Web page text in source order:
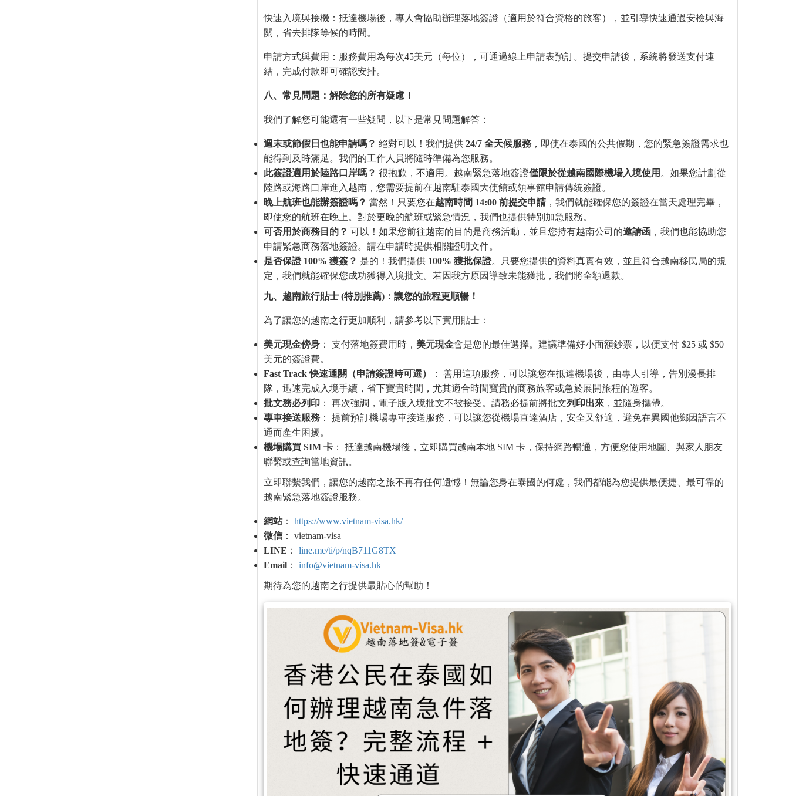
快速入境與接機：抵達機場後，專人會協助辦理落地簽證（適用於符合資格的旅客），並引導快速通過安檢與海
關，省去排隊等候的時間。
申請方式與費用：服務費用為每次45美元（每位），可通過線上申請表預訂。提交申請後，系統將發送支付連
結，完成付款即可確認安排。
八、常見問題：解除您的所有疑慮！
我們了解您可能還有一些疑問，以下是常見問題解答：
週末或節假日也能申請嗎 ？ 絕對可以！我們提供 24/7 全天候服務 ，即使在泰國的公共假期，您的緊急簽證需求也
能得到及時滿足。我們的工作人員將隨時準備為您服務。
此簽證適用於陸路口岸嗎 ？ 很抱歉，不適用。越南緊急落地簽證僅限於從越南國際機場入境使用 。如果您計劃從
陸路或海路口岸進入越南，您需要提前在越南駐泰國大使館或領事館申請傳統簽證。
晚上航班也能辦簽證嗎 ？ 當然！只要您在越南時間 14:00 前提交申請，我們就能確保您的簽證在當天處理完畢，
即使您的航班在晚上。對於更晚的航班或緊急情況，我們也提供特別加急服務。
可否用於商務目的？ 可以！如果您前往越南的目的是商務活動，並且您持有越南公司的邀請函 ，我們也能協助您
申請緊急商務落地簽證。請在申請時提供相關證明文件。
是否保證100% 獲簽？ 是的！我們提供 100% 獲批保證。只要您提供的資料真實有效，並且符合越南移民局的規
定，我們就能確保您成功獲得入境批文。若因我方原因導致未能獲批，我們將全額退款。
九、越南旅行貼士 (特別推薦) ：讓您的旅程更順暢！
為了讓您的越南之行更加順利，請參考以下實用貼士：
美元現金傍身 ： 支付落地簽費用時， 美元現金會是您的最佳選擇。建議準備好小面額鈔票，以便支付 $25 或 $50
美元的簽證費。
Fast Track快速通關（申請簽證時可選）
： 善用這項服務，可以讓您在抵達機場後，由專人引導，告別漫長排
隊，迅速完成入境手續，省下寶貴時間，尤其適合時間寶貴的商務旅客或急於展開旅程的遊客。
批文務必列印 ： 再次強調，電子版入境批文不被接受。請務必提前將批文列印出來 ，並隨身攜帶。
專車接送服務 ： 提前預訂機場專車接送服務，可以讓您從機場直達酒店，安全又舒適，避免在異國他鄉因語言不
通而產生困擾。
機場購買 SIM 卡 ： 抵達越南機場後，立即購買越南本地 SIM 卡，保持網路暢通，方便您使用地圖、與家人朋友
聯繫或查詢當地資訊。
立即聯繫我們，讓您的越南之旅不再有任何遺憾！無論您身在泰國的何處，我們都能為您提供最便捷、最可靠的
越南緊急落地簽證服務。
網站： https://www.vietnam-visa.hk/
微信： vietnam-visa
LINE ： line.me/ti/p/nqB711G8TX
Email ： info@vietnam-visa.hk
期待為您的越南之行提供最貼心的幫助！